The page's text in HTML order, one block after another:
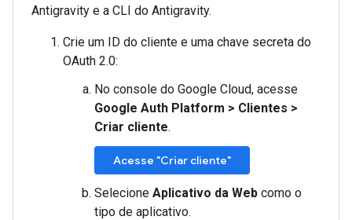
Antigravity e a CLI do Antigravity.
Crie um ID do cliente e uma chave secreta do
OAuth 2.0:
No console do Google Cloud, acesse
Google Auth Platform > Clientes >
Criar cliente.
Acesse "Criar cliente"
Selecione Aplicativo da Web como o
tipo de aplicativo.